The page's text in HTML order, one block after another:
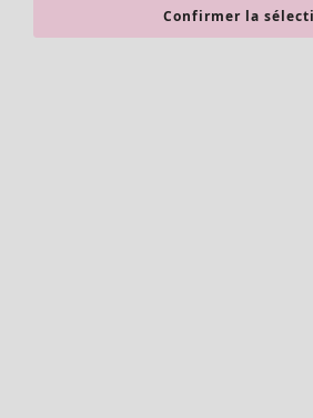
Confirmer la